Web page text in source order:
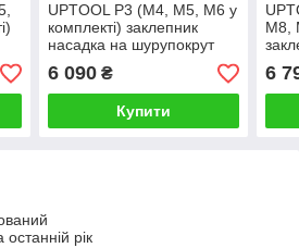
UPTOOL P3 (М4, М5, М6 у
комплекті) заклепник
насадка на шурупокрут
M3-M12
6 090₴
Купити
М8,
6
останній рік